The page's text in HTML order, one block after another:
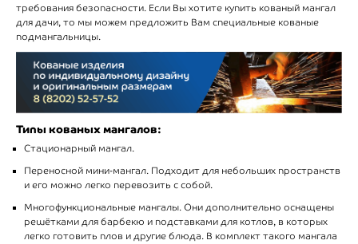
требования безопасности. Если Вы хотите купить кованый мангал
для дачи, то мы можем предложить Вам специальные кованые
подмангальницы.
Типы кованых мангалов:
Стационарный мангал.
Переносной мини-мангал. Подходит для небольших пространств
и его можно легко перевозить с собой.
Многофункциональные мангалы. Они дополнительно оснащены
решётками для барбекю и подставками для котлов, в которых
легко готовить плов и другие блюда. В комплект такого мангала